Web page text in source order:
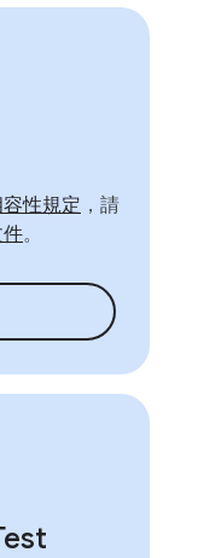
性規定 ，請
。